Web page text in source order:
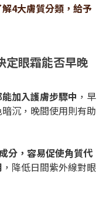
4大膚質分類，給予
定眼霜能否早晚
加入護膚步驟中 ，早
沉，晚間使用則有助
分，容易促使角質代
，降低日間紫外線對眼